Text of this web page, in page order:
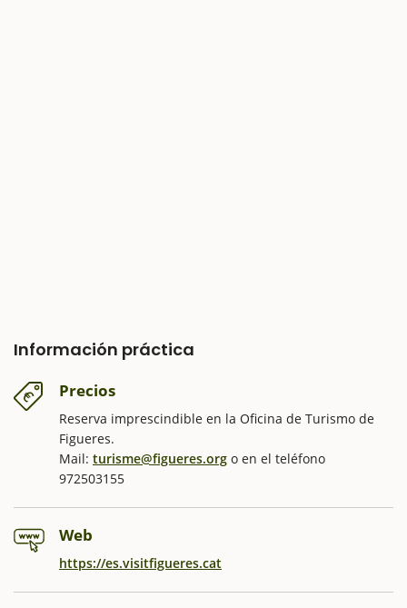
Información práctica
Precios
Reserva imprescindible en la Oficina de Turismo de
Figueres.
Mail: turisme@figueres.org o en el teléfono
972503155
Web
https://es.visitfigueres.cat